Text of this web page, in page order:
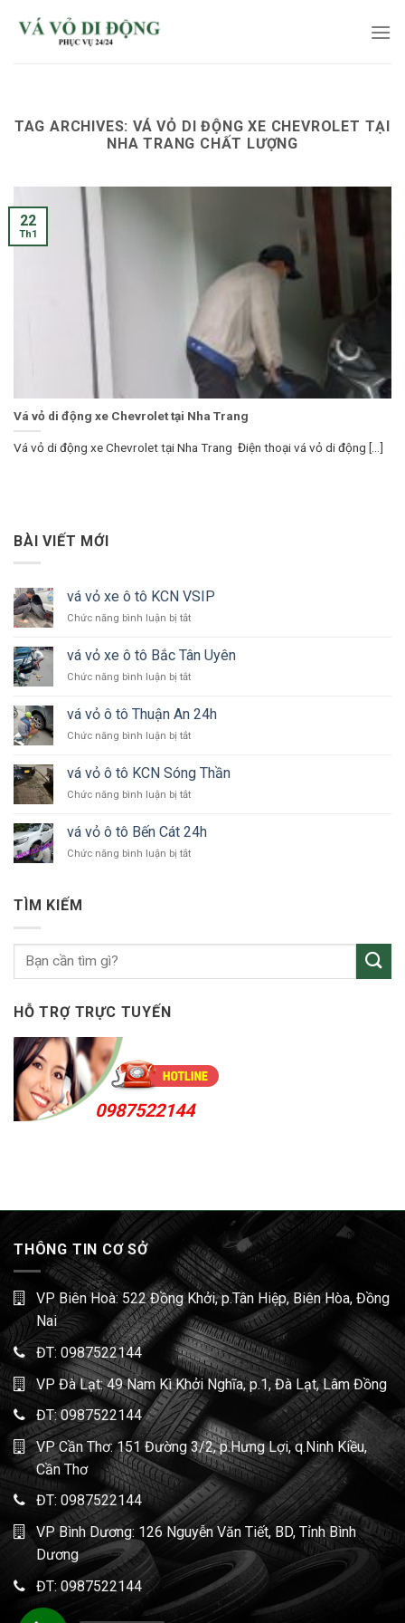
TAG ARCHIVES:VÁ VỎ DI ĐỘNG XE CHEVROLET TẠI
NHA TRANG CHẤT LƯỢNG
Vá vỏ di động xe Chevrolet tại Nha Trang
Vá vỏ di động xe Chevrolet tại Nha Trang Điện thoại vá vỏ di động [...]
22
Th1
BÀI VIẾT MỚI
vá vỏ xe ô tô KCN VSIP
Chức năng bình luận bị tắtở
vỏ
xe
ô
KCN
vá vỏ xe ô tô Bắc Tân Uyên
Chức năng bình luận bị tắtở
vỏ
xe
ô
Bắc
Tân
Uyên
vá vỏ ô tô Thuận An 24h
Chức năng bình luận bị tắtở
ô
tô
An
vá vỏ ô tô KCN Sóng Thần
Chức năng bình luận bị tắtở
vỏ
ô
tô
vá vỏ ô tô Bến Cát 24h
Chức năng bình luận bị tắtở
Cát
TÌM KIẾM
HỖ TRỢ TRỰC TUYẾN
0987522144
THÔNG TIN CƠ SỞ
VP Biên Hoà: 522 Đồng Khởi, p.Tân Hiệp, Biên Hòa, Đồng
Nai
ĐT: 0987522144
VP Đà Lạt: 49 Nam Kì Khởi Nghĩa, p.1, Đà Lạt, Lâm Đồng
ĐT:0987522144
VP Cần Thơ: 151 Đường 3/2, p.Hưng Lợi, q.Ninh Kiều,
Cần Thơ
ĐT: 0987522144
VP Bình Dương: 126 Nguyễn Văn Tiết, BD, Tỉnh Bình
Dương
ĐT: 0987522144